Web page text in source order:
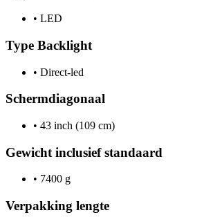
• LED
Type Backlight
• Direct-led
Schermdiagonaal
• 43 inch (109 cm)
Gewicht inclusief standaard
• 7400 g
Verpakking lengte